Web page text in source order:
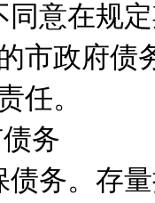
在规定
市政府债
任。
务
。存量